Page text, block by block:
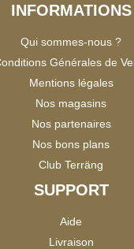
INFORMATIONS
Qui sommes-nous ?
Générales de
Mentions légales
Nos magasins
Nos partenaires
Nos bons plans
Club Terräng
SUPPORT
Aide
Livraison